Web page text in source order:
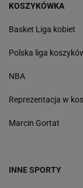
KOSZYKÓWKA
Basket Liga kobiet
Polska liga
NBA
Reprezentacja w
Marcin Gortat
INNE SPORTY